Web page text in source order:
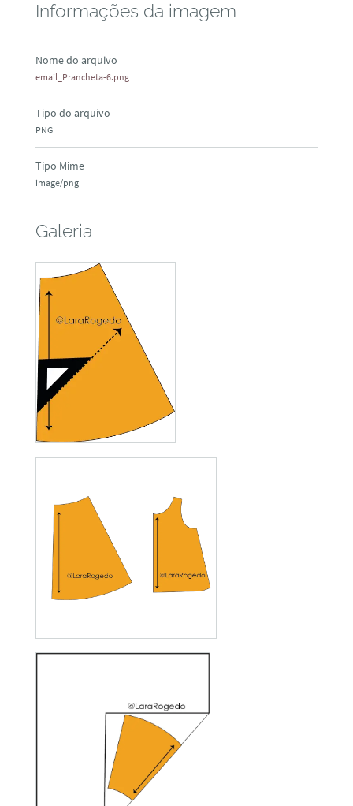
Informações da imagem
Nome do arquivo
email_Prancheta-6.png
Tipo do arquivo
PNG
Tipo Mime
image/png
Galeria